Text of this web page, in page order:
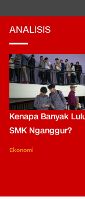
ANALISIS
Kenapa Banyak
SMK Nganggur?
Ekonomi